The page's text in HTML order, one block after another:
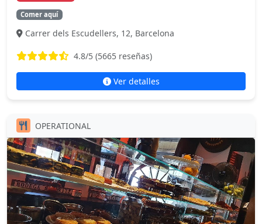
Comer aquí
Carrer dels Escudellers, 12, Barcelona
4.8/5 (5665 reseñas)
Ver detalles
OPERATIONAL